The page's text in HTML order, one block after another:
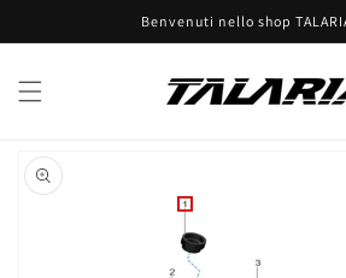
ai contenuti
Benvenuti nello shop
informazioni
sul prodotto